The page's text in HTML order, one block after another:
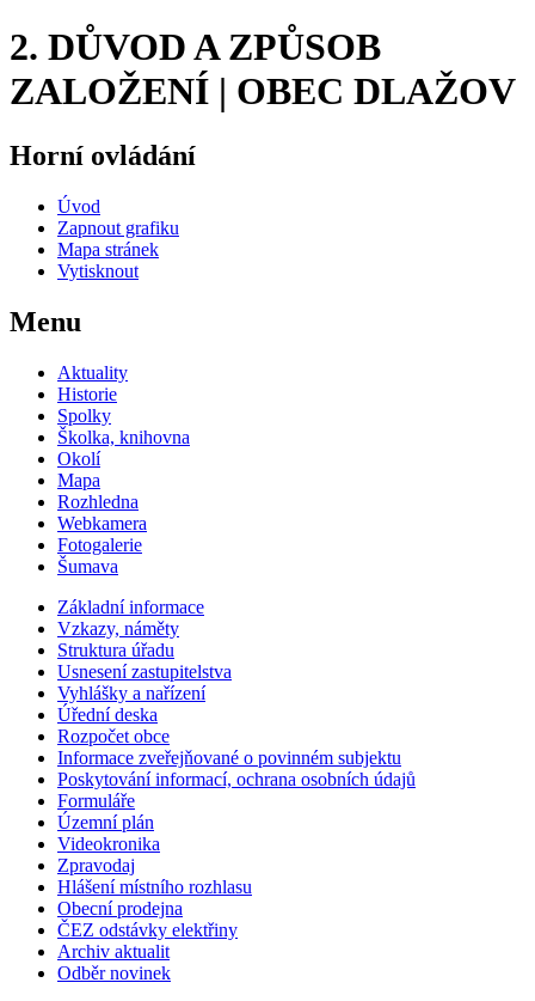
2. DŮVOD A ZPŮSOB
ZALOŽENÍ | OBEC DLAŽOV
Horní ovládání
Úvod
Zapnout grafiku
Mapa stránek
Vytisknout
Menu
Aktuality
Historie
Spolky
Školka, knihovna
Okolí
Mapa
Rozhledna
Webkamera
Fotogalerie
Šumava
Základní informace
Vzkazy, náměty
Struktura úřadu
Usnesení zastupitelstva
Vyhlášky a nařízení
Úřední deska
Rozpočet obce
Informace zveřejňované o povinném subjektu
Poskytování informací, ochrana osobních údajů
Formuláře
Územní plán
Videokronika
Zpravodaj
Hlášení místního rozhlasu
Obecní prodejna
ČEZ odstávky elektřiny
Archiv aktualit
Odběr novinek